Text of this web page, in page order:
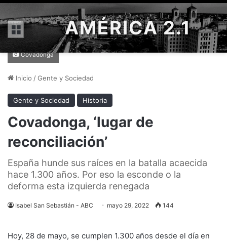
Menú AMÉRICA 2.1
Covadonga
Inicio /Gente y Sociedad
Gente y Sociedad Historia
Covadonga, ‘lugar de
reconciliación’
España hunde sus raíces en la batalla acaecida
hace 1.300 años. Por eso la esconde o la
deforma esta izquierda renegada
Isabel San Sebastián - ABC mayo 29, 2022 144
Hoy, 28 de mayo, se cumplen 1.300 años desde el día en